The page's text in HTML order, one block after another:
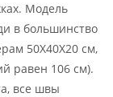
Модель
в большинство
50X40X20 см,
равен 106 см).
все швы